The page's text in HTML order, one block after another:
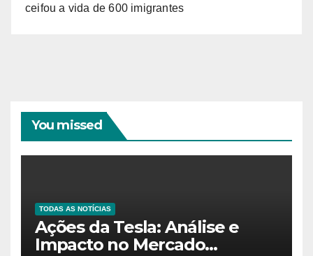
ceifou a vida de 600 imigrantes
You missed
TODAS AS NOTÍCIAS
Ações da Tesla: Análise e
Impacto no Mercado